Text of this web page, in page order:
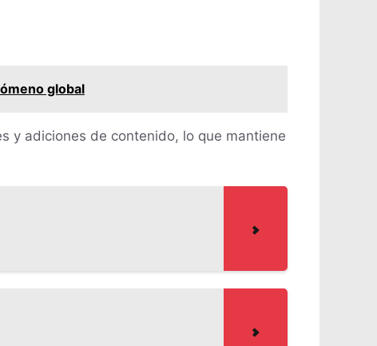
global
y adiciones de contenido, lo que mantiene